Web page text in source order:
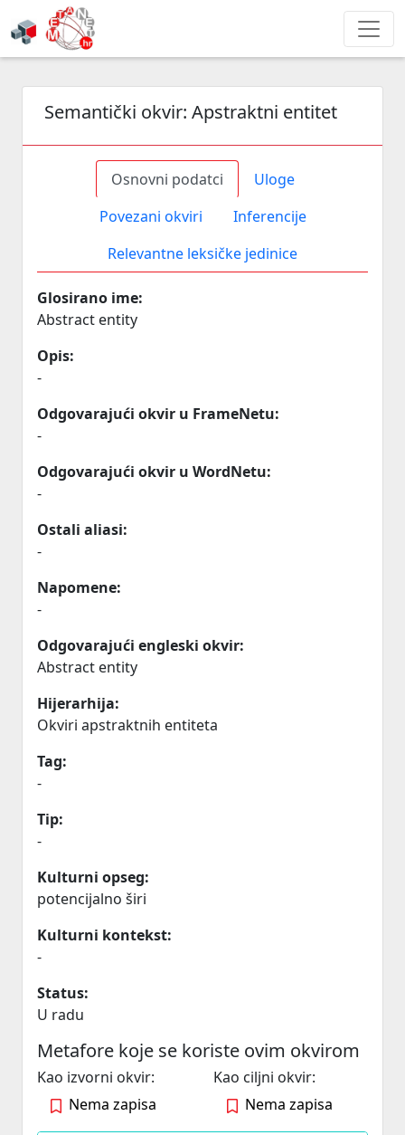
Semantički okvir: Apstraktni entitet
Osnovni podatci
Uloge
Povezani okviri
Inferencije
Relevantne leksičke jedinice
Glosirano ime:
Abstract entity
Opis:
-
Odgovarajući okvir u FrameNetu:
-
Odgovarajući okvir u WordNetu:
-
Ostali aliasi:
-
Napomene:
-
Odgovarajući engleski okvir:
Abstract entity
Hijerarhija:
Okviri apstraktnih entiteta
Tag:
-
Tip:
-
Kulturni opseg:
potencijalno širi
Kulturni kontekst:
-
Status:
U radu
Metafore koje se koriste ovim okvirom
Kao izvorni okvir:
Nema zapisa
Kao ciljni okvir:
Nema zapisa